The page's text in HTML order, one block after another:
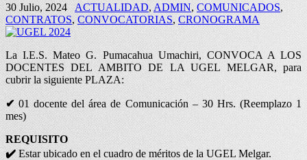
30 Julio, 2024 ACTUALIDAD, ADMIN,COMUNICADOS,
CONTRATOS,CONVOCATORIAS, CRONOGRAMA
La I.E.S. Mateo G. Pumacahua Umachiri, CONVOCA A LOS
DOCENTES DEL AMBITO DE LA UGEL MELGAR, para
cubrir la siguiente PLAZA:
✔01 docente del área de Comunicación – 30 Hrs. (Reemplazo 1
mes)
REQUISITO
✔️Estar ubicado en el cuadro de méritos de la UGEL Melgar.